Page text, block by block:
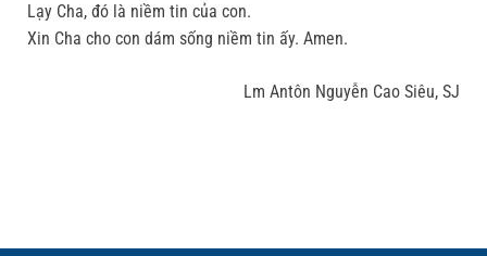
Lạy Cha, đó là niềm tin của con.
Xin Cha cho con dám sống niềm tin ấy. Amen.
Lm Antôn Nguyễn Cao Siêu, SJ